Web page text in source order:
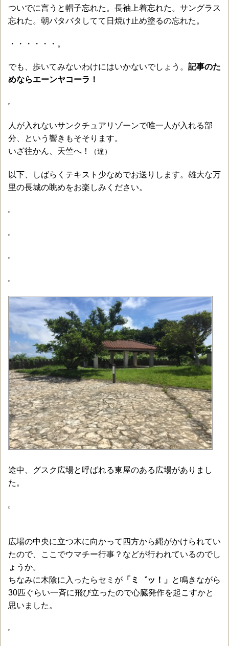
ついでに言うと帽子忘れた。長袖上着忘れた。サングラス
忘れた。朝バタバタしてて日焼け止め塗るの忘れた。
・・・・・・。
でも、歩いてみないわけにはいかないでしょう。 記事のた
めならエーンヤコーラ！
人が入れないサンクチュアリゾーンで唯一人が入れる部
分、という響きもそそります。
いざ往かん、天竺へ！
（違）
以下、しばらくテキスト少なめでお送りします。雄大な万
里の長城の眺めをお楽しみください。
途中、グスク広場と呼ばれる東屋のある広場がありまし
た。
広場の中央に立つ木に向かって四方から縄がかけられてい
たので、ここでウマチー行事？などが行われているのでし
ょうか。
ちなみに木陰に入ったらセミが 「ミ゛ッ！」 と鳴きながら
30匹ぐらい一斉に飛び立ったので心臓発作を起こすかと
思いました。